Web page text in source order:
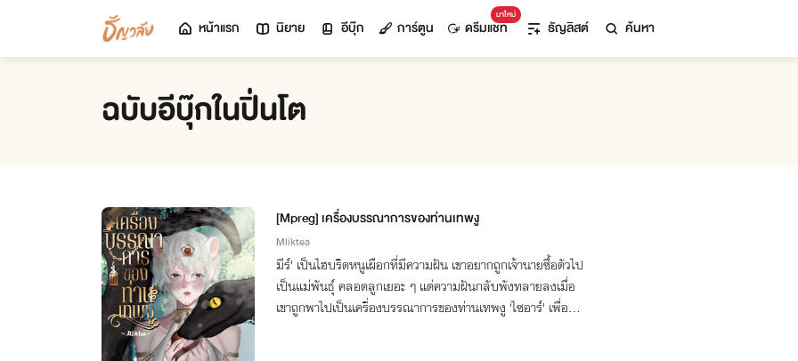
หน้าแรก นิยาย อีบุ๊ก การ์ตูน
มาใหม่
ดรีมแชท ธัญลิสต์ ค้นหา
ฉบับอีบุ๊กในปิ่นโต
[Mpreg] เครื่องบรรณาการของท่านเทพงู
Mliktea
มีร์' เป็นไฮบริดหนูเผือกที่มีความฝัน เขาอยากถูกเจ้านายซื้อตัวไป
เป็นแม่พันธุ์ คลอดลูกเยอะ ๆ แต่ความฝันกลับพังทลายลงเมื่อ
เขาถูกพาไปเป็นเครื่องบรรณาการของท่านเทพงู 'ไซอาร์' เพื่อทำ